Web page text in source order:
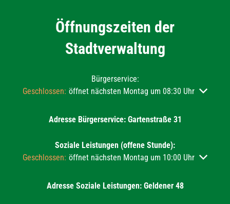
Öffnungszeiten der
Stadtverwaltung
Bürgerservice:
Klicken, um weitere Öffnungs- oder Schließzeiten
Geschlossen: öffnet nächsten Montag um 08:30 Uhr
Adresse Bürgerservice: Gartenstraße 31
Soziale Leistungen (offene Stunde):
Klicken, um weitere Öffnungs- oder Schließzeiten
Geschlossen: öffnet nächsten Montag um 10:00 Uhr
Adresse Soziale Leistungen: Geldener 48